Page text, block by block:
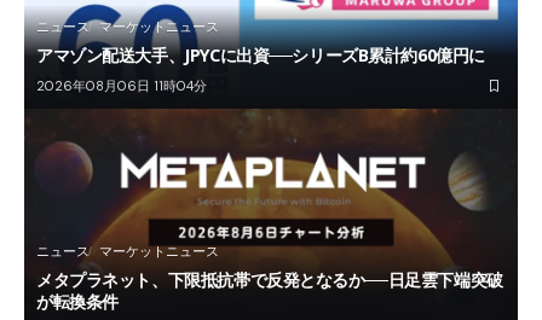
ニュース マーケットニュース
アマゾン配送大手、JPYCに出資──シリーズB累計約60億円に
2026年08月06日 11時04分
ニュース マーケットニュース
メタプラネット、下限抵抗帯で反発となるか──日足雲下端突破
が転換条件